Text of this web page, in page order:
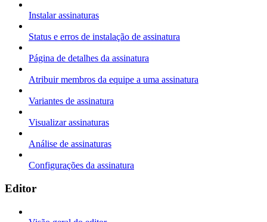
Instalar assinaturas
Status e erros de instalação de assinatura
Página de detalhes da assinatura
Atribuir membros da equipe a uma assinatura
Variantes de assinatura
Visualizar assinaturas
Análise de assinaturas
Configurações da assinatura
Editor